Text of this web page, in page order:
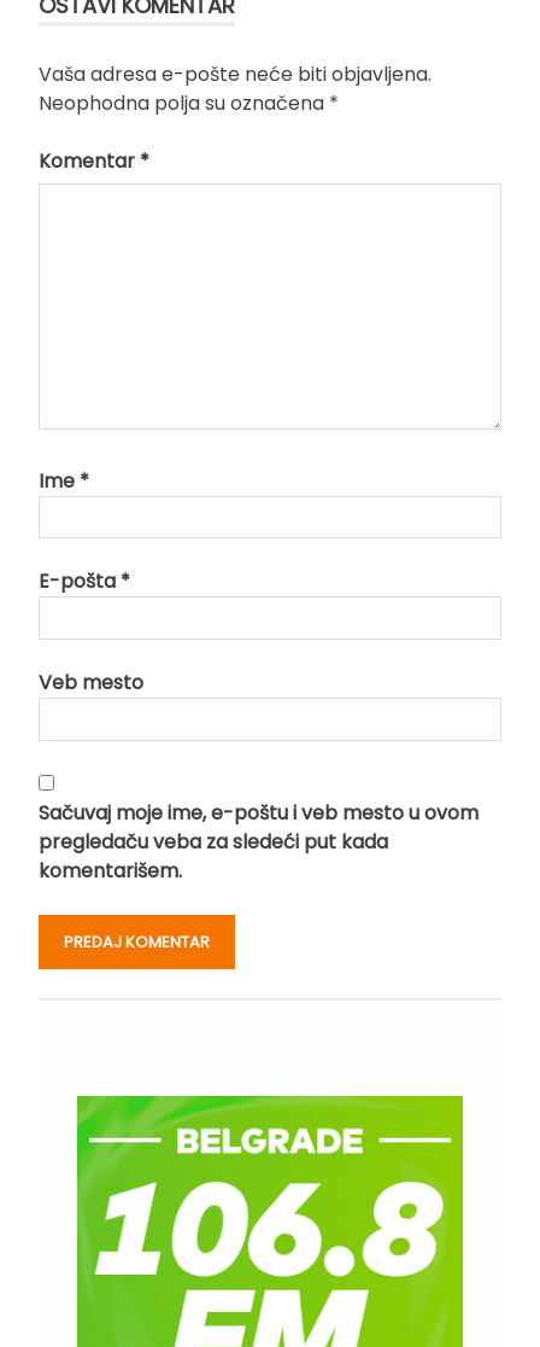
Vaša adresa e-pošte neće biti objavljena.
Neophodna polja su označena *
Komentar *
Ime *
E-pošta *
Veb mesto
Sačuvaj moje ime, e-poštu i veb mesto u ovom
pregledaču veba za sledeći put kada
komentarišem.